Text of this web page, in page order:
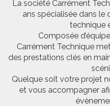
La société Carrément
ans spécialisée dans le
technique
Composée
Carrément Technique
des prestations clés en
Quelque soit votre projet
et vous accompagner